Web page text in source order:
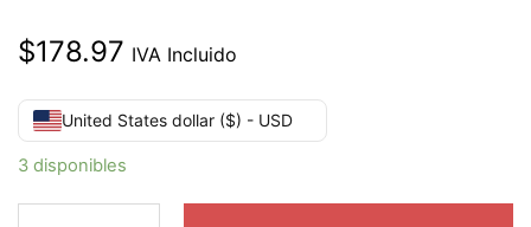
$178.97 IVA Incluido
United States dollar ($) - USD
3 disponibles